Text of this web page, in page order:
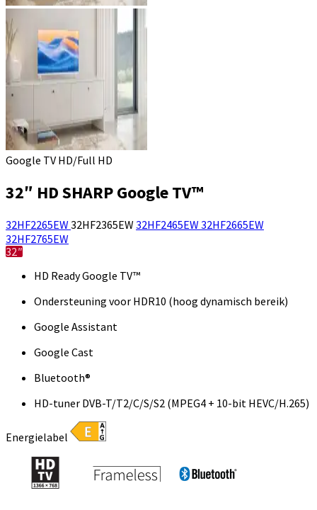
Google TV HD/Full HD
32″ HD SHARP Google TV™
32HF2265EW 32HF2365EW 32HF2465EW 32HF2665EW
32HF2765EW
32″
HD Ready Google TV™
Ondersteuning voor HDR10 (hoog dynamisch bereik)
Google Assistant
Google Cast
Bluetooth®
HD-tuner DVB-T/T2/C/S/S2 (MPEG4 + 10-bit HEVC/H.265)
Energielabel